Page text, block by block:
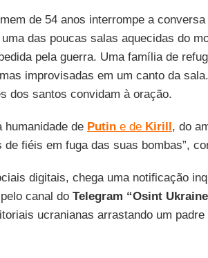
de 54 anos interrompe a conversa
das poucas salas aquecidas do
pela guerra. Uma família de
improvisadas em um canto da
dos santos convidam à oração.
humanidade de Putine de Kirill, do
de fiéis em fuga das suas bombas”,
digitais, chega uma notificação
canal do Telegram “Osint
ucranianas arrastando um